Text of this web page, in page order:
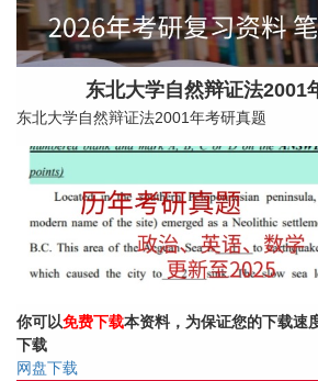
东北大学自然辩证法2001
东北大学自然辩证法2001年考研真题
你可以免费下载本资料，为保证您的下载速
下载
网盘下载